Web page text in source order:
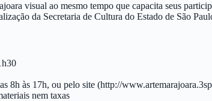
visual ao mesmo tempo que capacita seus
da Secretaria de Cultura do Estado de São
8h às 17h, ou pelo site (http://
nem taxas